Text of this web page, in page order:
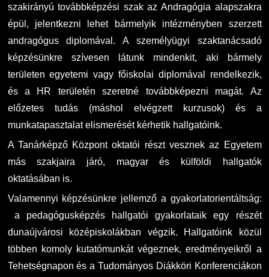
szakirányú továbbképzési szak az Andragógia alapszakra
épül, jelentkezni lehet bármelyik intézményben szerzett
andragógus diplomával. A személyügyi szaktanácsadó
képzésünkre szívesen látunk mindenkit, aki bármely
területen egyetemi vagy főiskolai diplomával rendelkezik,
és a HR területén szeretné továbbképezni magát. Az
előzetes tudás (máshol elvégzett kurzusok) és a
munkatapasztalat elismerését kérhetik hallgatóink.
A Tanárképző Központ oktatói részt vesznek az Egyetem
más szakjaira járó, magyar és külföldi hallgatók
oktatásában is.
Valamennyi képzésünkre jellemző a gyakorlatorientáltság:
a pedagógusképzés hallgatói gyakorlataik egy részét
dunaújvárosi középiskolákban végzik. Hallgatóink közül
többen komoly kutatómunkát végeznek, eredményeikről a
Tehetségnapon és a Tudományos Diákköri Konferenciákon